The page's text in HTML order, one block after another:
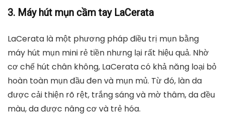
3. Máy hút mụn cầm tay LaCerata
LaCerata là một phương pháp điều trị mụn bằng
máy hút mụn mini rẻ tiền nhưng lại rất hiệu quả. Nhờ
cơ chế hút chân không, LaCerata có khả năng loại bỏ
hoàn toàn mụn đầu đen và mụn mủ. Từ đó, làn da
được cải thiện rõ rệt, trắng sáng và mờ thâm, da đều
màu, da được nâng cơ và trẻ hóa.